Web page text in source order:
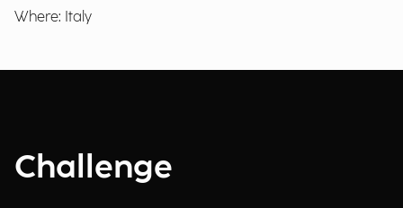
Where: Italy
Challenge